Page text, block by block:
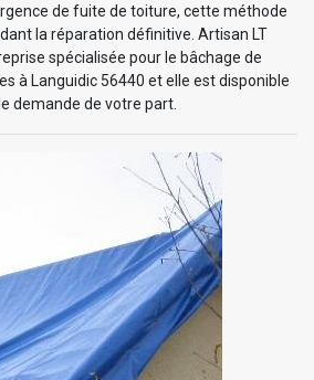
de fuite de toiture, cette méthode
la réparation définitive. Artisan LT
spécialisée pour le bâchage de
à Languidic 56440 et elle est disponible
demande de votre part.